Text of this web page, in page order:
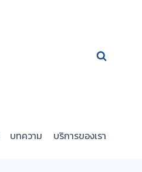
บทความ บริการของเรา